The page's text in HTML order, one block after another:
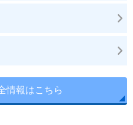
情報はこちら